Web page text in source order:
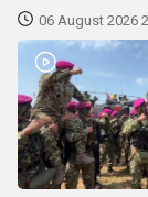
06 August 2026